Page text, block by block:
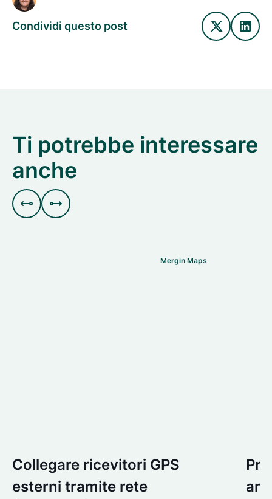
Condividi questo post
Ti potrebbe interessare
anche
 
Mergin Maps
Collegare ricevitori GPS
esterni tramite rete